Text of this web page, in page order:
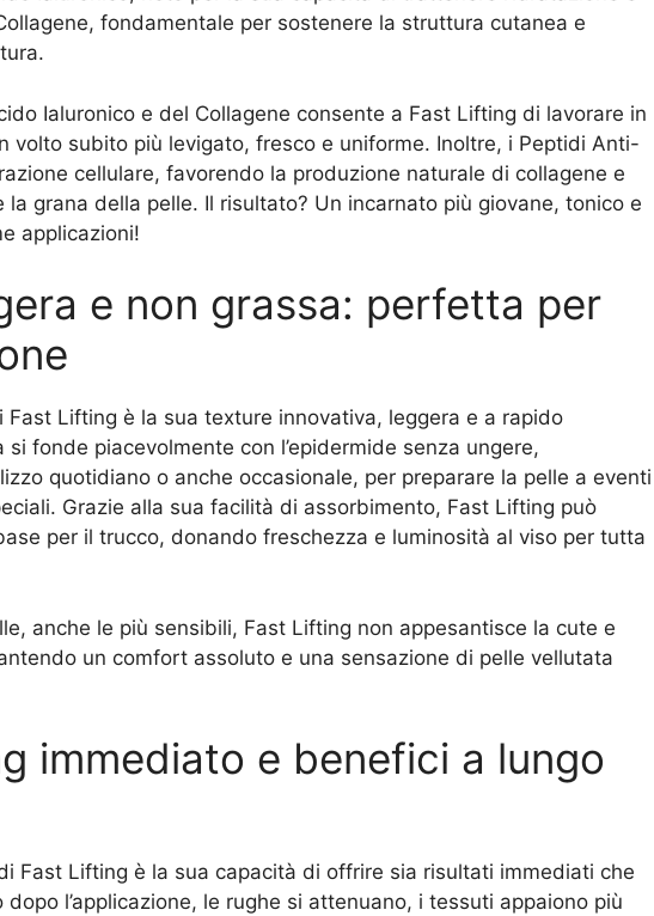
fondamentale per sostenere la struttura cutanea e
Ialuronico e del Collagene consente a Fast Lifting di lavorare in
volto subito più levigato, fresco e uniforme. Inoltre, i Peptidi Anti-
cellulare, favorendo la produzione naturale di collagene e
la grana della pelle. Il risultato? Un incarnato più giovane, tonico e
applicazioni!
e non grassa: perfetta per
Lifting è la sua texture innovativa, leggera e a rapido
fonde piacevolmente con l’epidermide senza ungere,
quotidiano o anche occasionale, per preparare la pelle a eventi
Grazie alla sua facilità di assorbimento, Fast Lifting può
per il trucco, donando freschezza e luminosità al viso per tutta
anche le più sensibili, Fast Lifting non appesantisce la cute e
un comfort assoluto e una sensazione di pelle vellutata
immediato e benefici a lungo
Fast Lifting è la sua capacità di offrire sia risultati immediati che
l’applicazione, le rughe si attenuano, i tessuti appaiono più